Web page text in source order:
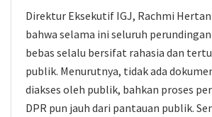
Direktur Eksekutif IGJ, Rachmi
bahwa selama ini seluruh
bebas selalu bersifat rahasia dan
publik. Menurutnya, tidak ada
diakses oleh publik, bahkan proses
DPR pun jauh dari pantauan publik.